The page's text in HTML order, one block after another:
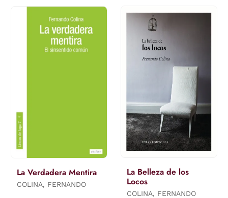
La Verdadera Mentira
COLINA, FERNANDO
La Belleza de los
Locos
COLINA, FERNANDO